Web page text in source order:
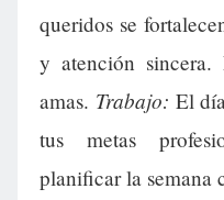
queridos se
y atención sincera.
amas. Trabajo: El
tus metas
planificar la semana